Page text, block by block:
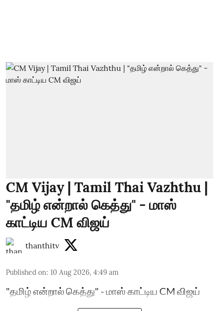
CM Vijay | Tamil Thai Vazhthu |
"தமிழ் என்றால் கெத்து" - மாஸ்
காட்டிய CM விஜய்
thanthitv
Published on: 10 Aug 2026, 4:49 am
"தமிழ் என்றால் கெத்து" - மாஸ் காட்டிய CM விஜய்